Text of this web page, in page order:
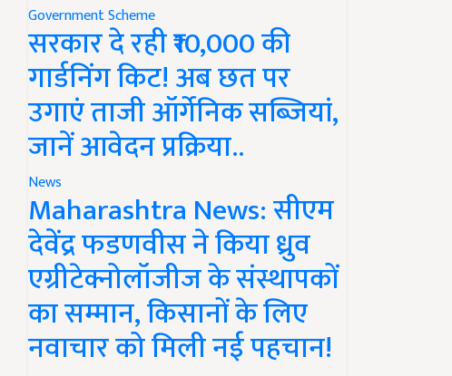
Government Scheme
सरकार दे रही ₹10,000 की
गार्डनिंग किट! अब छत पर
उगाएं ताजी ऑर्गेनिक सब्जियां,
जानें आवेदन प्रक्रिया..
News
Maharashtra News: सीएम
देवेंद्र फडणवीस ने किया ध्रुव
एग्रीटेक्नोलॉजीज के संस्थापकों
का सम्मान, किसानों के लिए
नवाचार को मिली नई पहचान!